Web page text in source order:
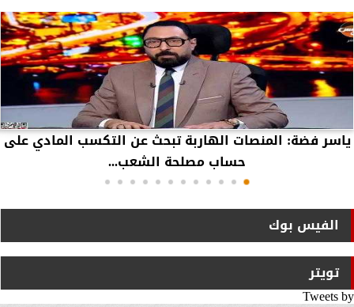
ياسر فضة: المنصات الهاربة تبحث عن التكسب المادي على
حساب مصلحة الشعب...
الفيس بوك
تويتر
Tweets by